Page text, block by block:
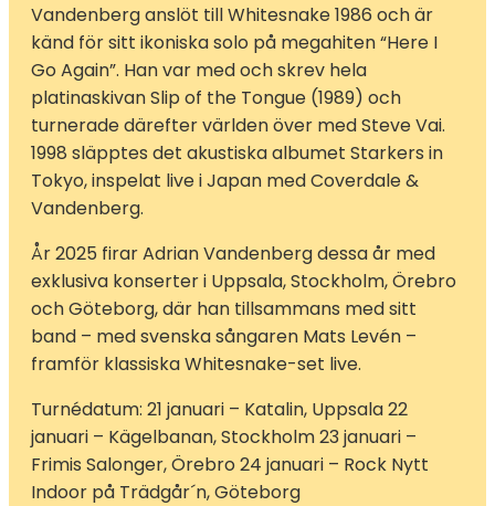
Vandenberg anslöt till Whitesnake 1986 och är
känd för sitt ikoniska solo på megahiten “Here I
Go Again”. Han var med och skrev hela
platinaskivan Slip of the Tongue (1989) och
turnerade därefter världen över med Steve Vai.
1998 släpptes det akustiska albumet Starkers in
Tokyo, inspelat live i Japan med Coverdale &
Vandenberg.
År 2025 firar Adrian Vandenberg dessa år med
exklusiva konserter i Uppsala, Stockholm, Örebro
och Göteborg, där han tillsammans med sitt
band – med svenska sångaren Mats Levén –
framför klassiska Whitesnake-set live.
Turnédatum: 21 januari – Katalin, Uppsala 22
januari – Kägelbanan, Stockholm 23 januari –
Frimis Salonger, Örebro 24 januari – Rock Nytt
Indoor på Trädgår´n, Göteborg